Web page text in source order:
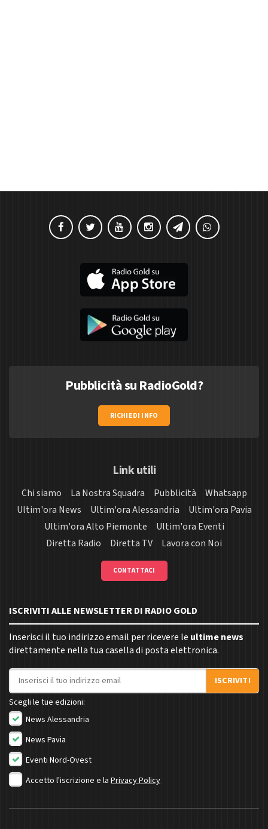
Pubblicità su RadioGold?
RICHIEDI INFO
Link utili
Chi siamo La Nostra Squadra Pubblicità
Whatsapp
Ultim'ora News
Ultim'ora Alessandria
Ultim'ora Pavia
Ultim'ora Alto Piemonte
Ultim'ora Eventi
Diretta Radio
Diretta TV Lavora con Noi
CONTATTACI
ISCRIVITI ALLE NEWSLETTER DI RADIO GOLD
Inserisci il tuo indirizzo email per ricevere le ultime news
direttamente nella tua casella di posta elettronica.
Indirizzo email
ISCRIVITI
Scegli le tue edizioni:
News Alessandria
News Pavia
Eventi Nord-Ovest
Accetto l'iscrizione e la Privacy Policy